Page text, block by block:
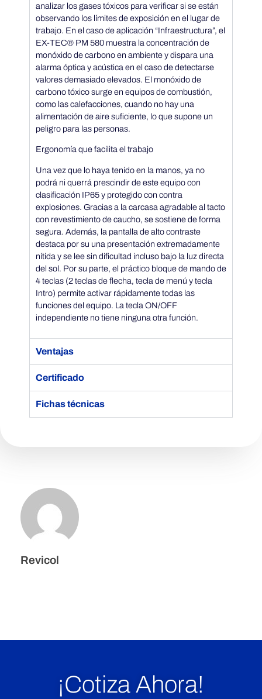
/
5
0
0
analizar los gases tóxicos para verificar si se están
observando los límites de exposición en el lugar de
trabajo. En el caso de aplicación “Infraestructura”, el
EX-TEC® PM 580 muestra la concentración de
monóxido de carbono en ambiente y dispara una
alarma óptica y acústica en el caso de detectarse
valores demasiado elevados. El monóxido de
carbono tóxico surge en equipos de combustión,
como las calefacciones, cuando no hay una
alimentación de aire suficiente, lo que supone un
peligro para las personas.
Ergonomía que facilita el trabajo
Una vez que lo haya tenido en la manos, ya no
podrá ni querrá prescindir de este equipo con
clasificación IP65 y protegido con contra
explosiones. Gracias a la carcasa agradable al tacto
con revestimiento de caucho, se sostiene de forma
segura. Además, la pantalla de alto contraste
destaca por su una presentación extremadamente
nítida y se lee sin dificultad incluso bajo la luz directa
del sol. Por su parte, el práctico bloque de mando de
4 teclas (2 teclas de flecha, tecla de menú y tecla
Intro) permite activar rápidamente todas las
funciones del equipo. La tecla ON/OFF
independiente no tiene ninguna otra función.
Ventajas
Certificado
Fichas técnicas
Revicol
¡Cotiza Ahora!